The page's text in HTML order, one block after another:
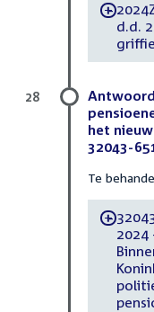
-
d.d.
het
32043-
Te
-
2024
28